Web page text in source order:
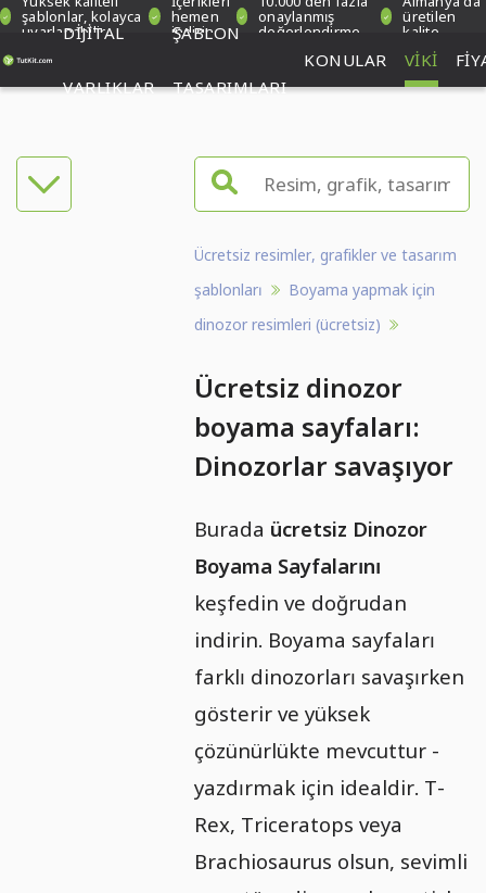
şablonlar, kolayca
uyarlanabilir
hemen
indirin
onaylanmış
değerlendirme
üretilen
kalite
DIJITAL
VARLIKLAR
ŞABLON
TASARIMLARI
KONULAR VIKI
Ücretsiz resimler, grafikler ve tasarım
şablonları
Boyama yapmak için
dinozor resimleri (ücretsiz)
Ücretsiz dinozor
boyama sayfaları:
Dinozorlar savaşıyor
Burada ücretsiz Dinozor
Boyama Sayfalarını
keşfedin ve doğrudan
indirin. Boyama sayfaları
farklı dinozorları savaşırken
gösterir ve yüksek
çözünürlükte mevcuttur -
yazdırmak için idealdir. T-
Rex, Triceratops veya
Brachiosaurus olsun, sevimli